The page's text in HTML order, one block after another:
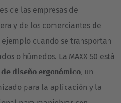
de las empresas de
y de los comerciantes de
cuando se transportan
o húmedos. La MAXX 50 está
diseño ergonómico, un
para la aplicación y la